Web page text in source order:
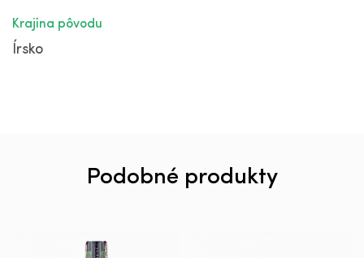
Krajina pôvodu
Írsko
Podobné produkty